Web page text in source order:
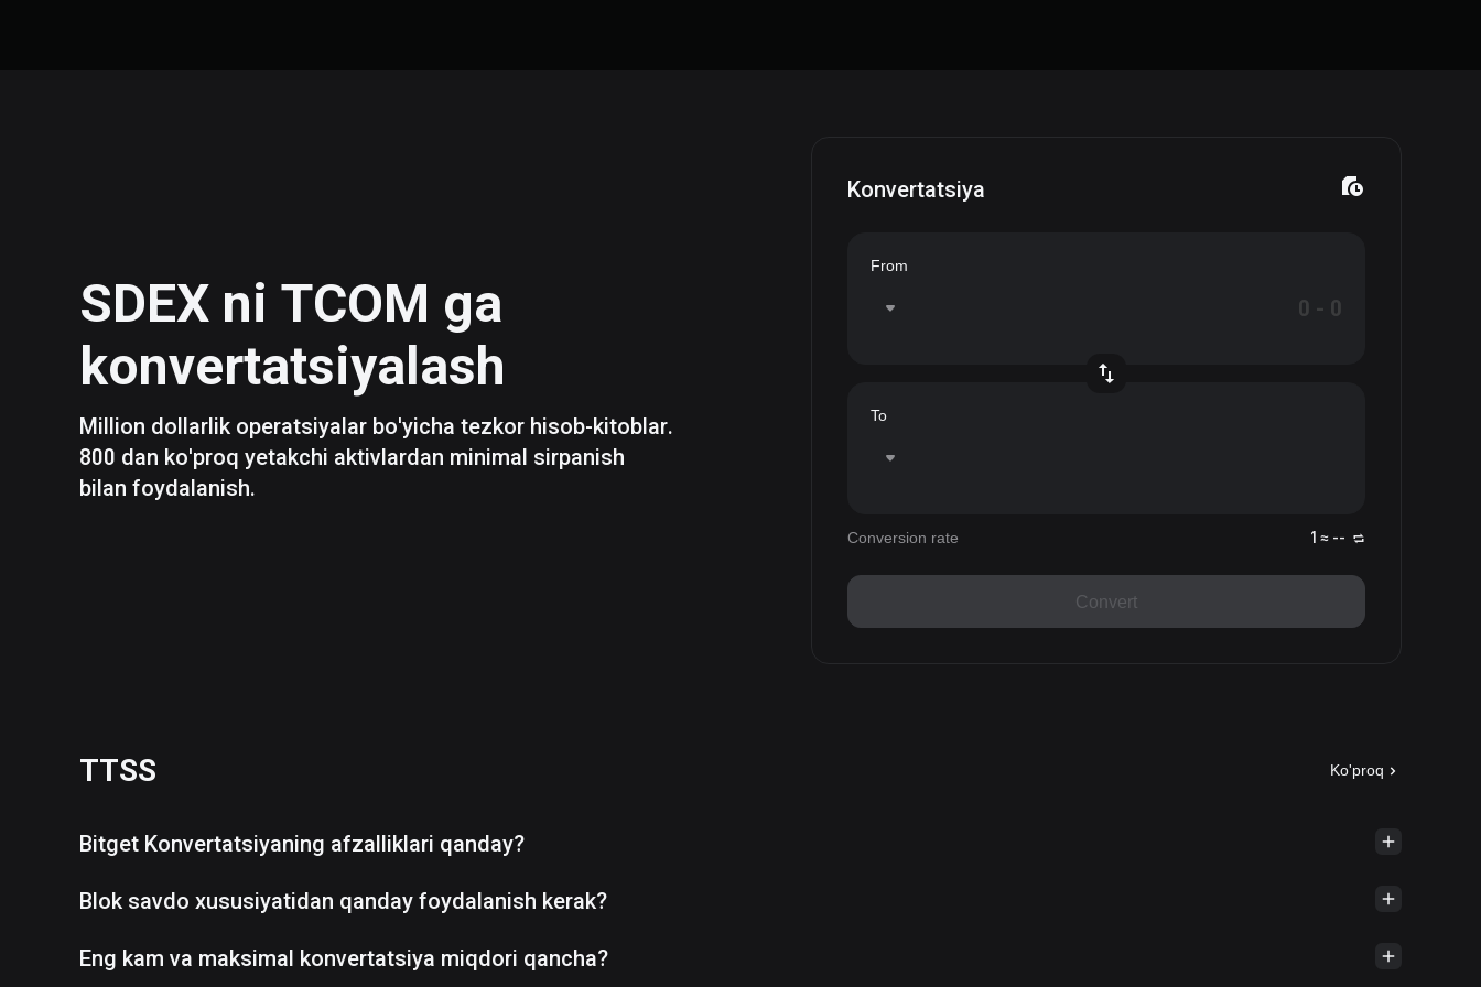
SDEX ni TCOM ga
konvertatsiyalash
Million dollarlik operatsiyalar bo'yicha tezkor hisob-kitoblar.
800 dan ko'proq yetakchi aktivlardan minimal sirpanish
bilan foydalanish.
Konvertatsiya
From
To
Conversion rate 1 ≈ --
Convert
TTSS Ko'proq
Bitget Konvertatsiyaning afzalliklari qanday?
Blok savdo xususiyatidan qanday foydalanish kerak?
Eng kam va maksimal konvertatsiya miqdori qancha?